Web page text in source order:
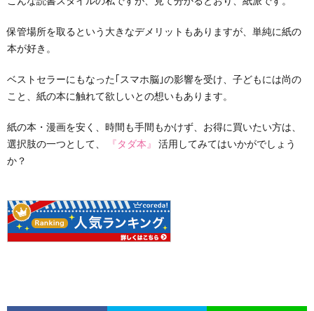
保管場所を取るという大きなデメリットもありますが、単純に紙の
本が好き。
ベストセラーにもなった｢スマホ脳｣の影響を受け、子どもには尚の
こと、紙の本に触れて欲しいとの想いもあります。
紙の本・漫画を安く、時間も手間もかけず、お得に買いたい方は、
選択肢の一つとして、
『タダ本』
活用してみてはいかがでしょう
か？